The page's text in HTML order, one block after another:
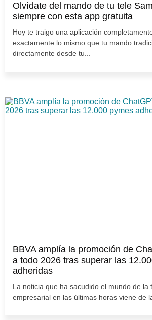
Olvídate del mando de tu tele
siempre con esta app gratuita
Hoy te traigo una aplicación
exactamente lo mismo que tu mando
directamente desde tu...
BBVA amplía la promoción de
a todo 2026 tras superar las
adheridas
La noticia que ha sacudido el mundo de la
empresarial en las últimas horas viene de